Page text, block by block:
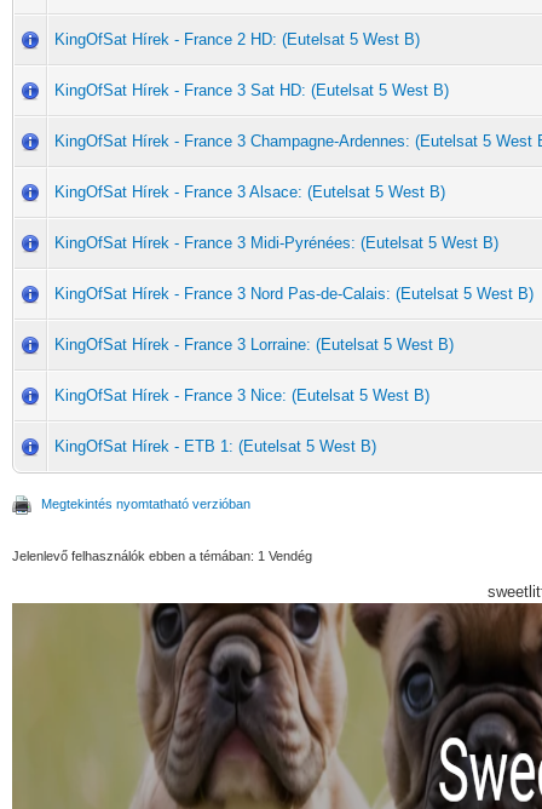
KingOfSat Hírek - France 2 HD: (Eutelsat 5 West B)
KingOfSat Hírek - France 3 Sat HD: (Eutelsat 5 West B)
KingOfSat Hírek - France 3 Champagne-Ardennes: (Eutelsat 5 West
KingOfSat Hírek - France 3 Alsace: (Eutelsat 5 West B)
KingOfSat Hírek - France 3 Midi-Pyrénées: (Eutelsat 5 West B)
KingOfSat Hírek - France 3 Nord Pas-de-Calais: (Eutelsat 5 West B)
KingOfSat Hírek - France 3 Lorraine: (Eutelsat 5 West B)
KingOfSat Hírek - France 3 Nice: (Eutelsat 5 West B)
KingOfSat Hírek - ETB 1: (Eutelsat 5 West B)
Megtekintés nyomtatható verzióban
Jelenlevő felhasználók ebben a témában: 1 Vendég